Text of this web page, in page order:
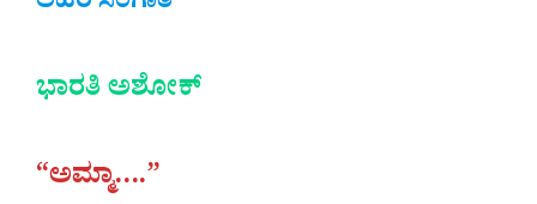
ಭಾರತಿ ಅಶೋಕ್
“ಅಮ್ಮಾ….”